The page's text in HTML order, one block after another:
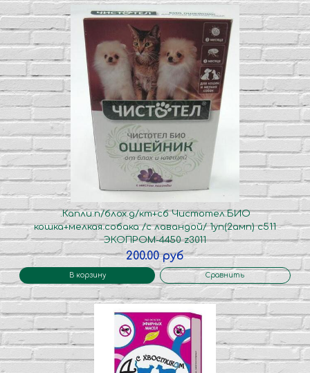
.Капли.п/блох.д/кт+cб Чистотел.БИО
кошка+мелкая.собака /с лавандой/ 1уп(2амп) с511
ЭКОПРОМ-4450 z3011
200.00 руб
В корзину Сравнить